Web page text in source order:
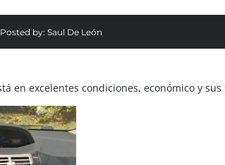
Posted by: Saul De León
en excelentes condiciones, económico y